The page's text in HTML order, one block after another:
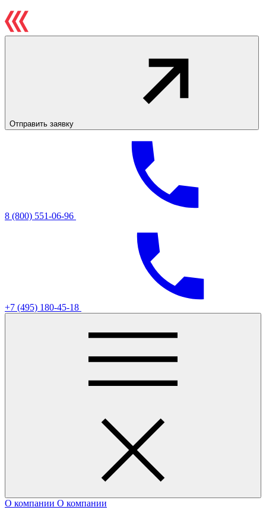
Отправить заявку
8 (800) 551-06-96
+7 (495) 180-45-18
О компании О компании